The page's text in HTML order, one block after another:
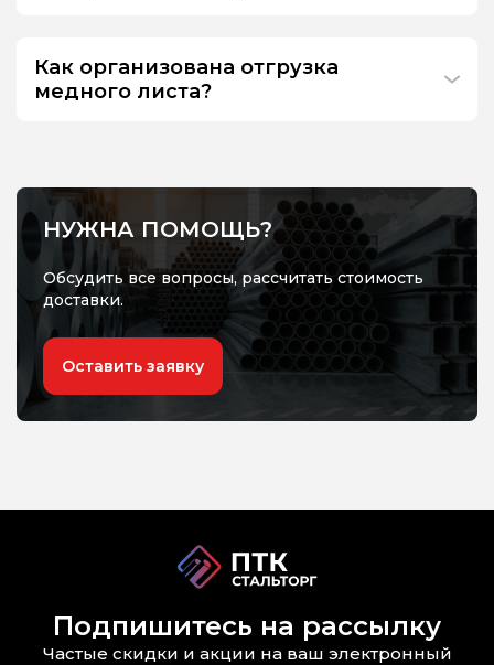
Как организована отгрузка
медного листа?
НУЖНА ПОМОЩЬ?
Обсудить все вопросы, рассчитать стоимость
доставки.
Оставить заявку
Подпишитесь на рассылку
Частые скидки и акции на ваш электронный